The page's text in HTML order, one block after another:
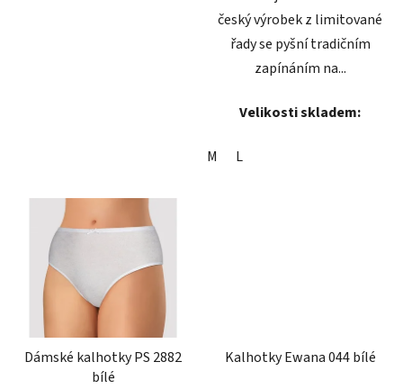
český výrobek z limitované
řady se pyšní tradičním
zapínáním na...
Velikosti skladem:
M L
Dámské kalhotky PS 2882
bílé
Kalhotky Ewana 044 bílé